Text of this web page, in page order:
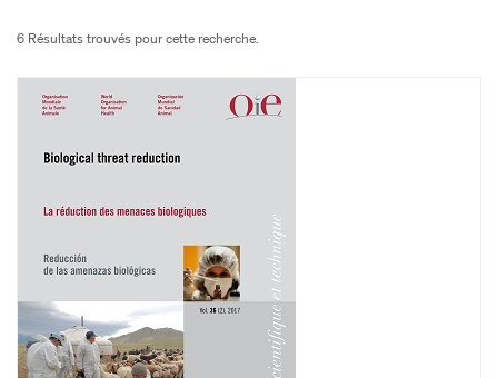
6 Résultats trouvés pour cette recherche.